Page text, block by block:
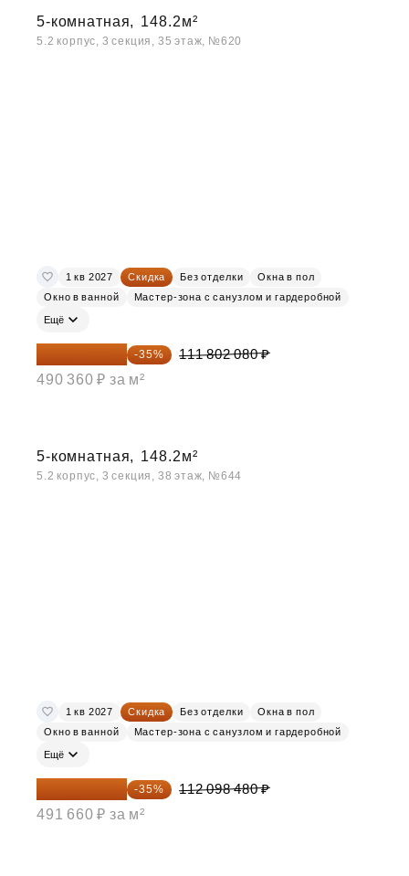
5-комнатная, 148.2м²
5.2 корпус, 3 секция, 35 этаж, №620
1 кв 2027 Скидка Без отделки
Окна в пол
Окно в ванной
Мастер-зона с санузлом и гардеробной
Ещё
72 671 352 ₽ -35%
111 802 080 ₽
490 360 ₽ за м²
5-комнатная, 148.2м²
5.2 корпус, 3 секция, 38 этаж, №644
1 кв 2027 Скидка Без отделки
Окна в пол
Окно в ванной
Мастер-зона с санузлом и гардеробной
Ещё
72 864 012 ₽ -35%
112 098 480 ₽
491 660 ₽ за м²